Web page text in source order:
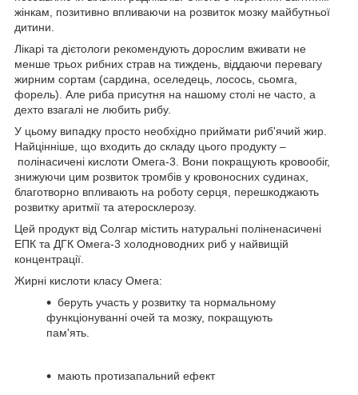
жінкам, позитивно впливаючи на розвиток мозку майбутньої
дитини.
Лікарі та дієтологи рекомендують дорослим вживати не
менше трьох рибних страв на тиждень, віддаючи перевагу
жирним сортам (сардина, оселедець, лосось, сьомга,
форель). Але риба присутня на нашому столі не часто, а
дехто взагалі не любить рибу.
У цьому випадку просто необхідно приймати риб'ячий жир.
Найцінніше, що входить до складу цього продукту –
полінасичені кислоти Омега-3. Вони покращують кровообіг,
знижуючи цим розвиток тромбів у кровоносних судинах,
благотворно впливають на роботу серця, перешкоджають
розвитку аритмії та атеросклерозу.
Цей продукт від Солгар містить натуральні поліненасичені
ЕПК та ДГК Омега-3 холодноводних риб у найвищій
концентрації.
Жирні кислоти класу Омега:
беруть участь у розвитку та нормальному
функціонуванні очей та мозку, покращують
пам'ять.
мають протизапальний ефект